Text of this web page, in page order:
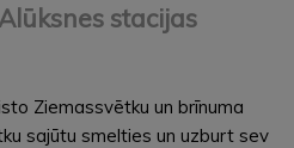
stacijas
Ziemassvētku un brīnuma
sajūtu smelties un uzburt sev